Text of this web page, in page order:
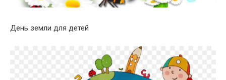
День земли для детей